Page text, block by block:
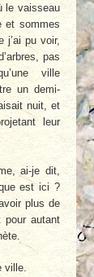
le vaisseau
et sommes
j’ai pu voir,
pas
ville
un demi-
nuit, et
leur
ai-je dit,
est ici ?
plus de
autant
ville.